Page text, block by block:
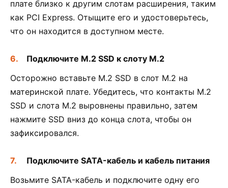
плате близко к другим слотам расширения, таким
как PCI Express. Отыщите его и удостоверьтесь,
что он находится в доступном месте.
Подключите M.2 SSD к слоту M.2
Осторожно вставьте M.2 SSD в слот M.2 на
материнской плате. Убедитесь, что контакты M.2
SSD и слота M.2 выровнены правильно, затем
нажмите SSD вниз до конца слота, чтобы он
зафиксировался.
Подключите SATA-кабель и кабель питания
Возьмите SATA-кабель и подключите одну его